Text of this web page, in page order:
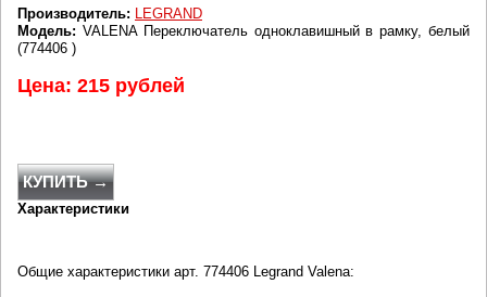
Производитель: LEGRAND
Модель: VALENA Переключатель одноклавишный в рамку, белый
(774406 )
Цена: 215 рублей
КУПИТЬ →
Характеристики
Общие характеристики арт. 774406 Legrand Valena: